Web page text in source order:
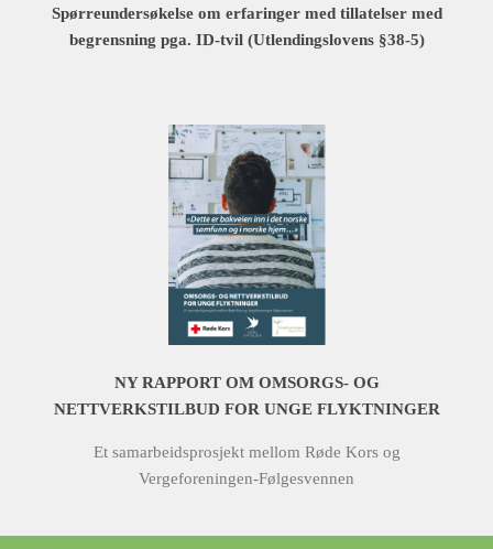
Spørreundersøkelse om erfaringer med tillatelser med
begrensning pga. ID-tvil (Utlendingslovens §38-5)
NY RAPPORT OM OMSORGS- OG
NETTVERKSTILBUD FOR UNGE FLYKTNINGER
Et samarbeidsprosjekt mellom Røde Kors og
Vergeforeningen-Følgesvennen